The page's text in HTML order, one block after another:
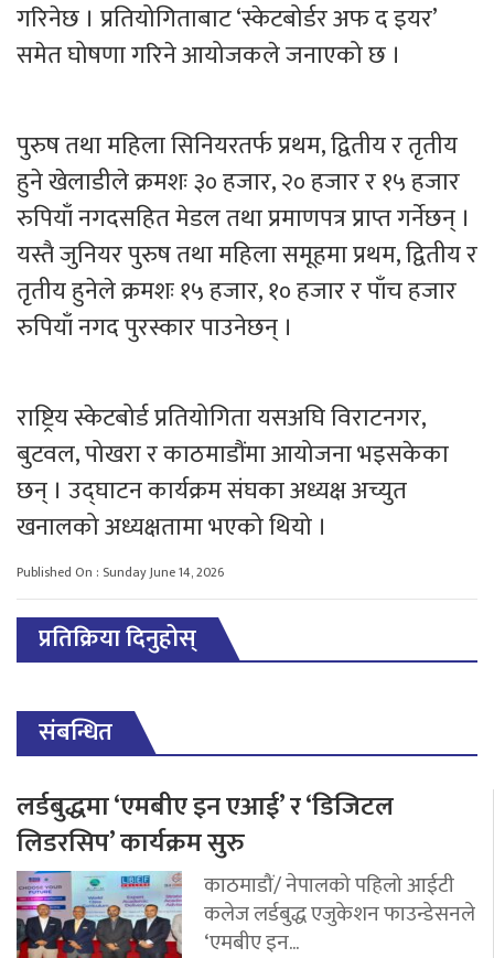
गरिनेछ । प्रतियोगिताबाट ‘स्केटबोर्डर अफ द इयर’
समेत घोषणा गरिने आयोजकले जनाएको छ ।
पुरुष तथा महिला सिनियरतर्फ प्रथम, द्वितीय र तृतीय
हुने खेलाडीले क्रमशः ३० हजार, २० हजार र १५ हजार
रुपियाँ नगदसहित मेडल तथा प्रमाणपत्र प्राप्त गर्नेछन् ।
यस्तै जुनियर पुरुष तथा महिला समूहमा प्रथम, द्वितीय र
तृतीय हुनेले क्रमशः १५ हजार, १० हजार र पाँच हजार
रुपियाँ नगद पुरस्कार पाउनेछन् ।
राष्ट्रिय स्केटबोर्ड प्रतियोगिता यसअघि विराटनगर,
बुटवल, पोखरा र काठमाडौंमा आयोजना भइसकेका
छन् । उद्घाटन कार्यक्रम संघका अध्यक्ष अच्युत
खनालको अध्यक्षतामा भएको थियो ।
Published On : Sunday June 14, 2026
प्रतिक्रिया दिनुहोस्
संबन्धित
लर्डबुद्धमा ‘एमबीए इन एआई’ र ‘डिजिटल
लिडरसिप’ कार्यक्रम सुरु
काठमाडौं/ नेपालको पहिलो आईटी
कलेज लर्डबुद्ध एजुकेशन फाउन्डेसनले
‘एमबीए इन...